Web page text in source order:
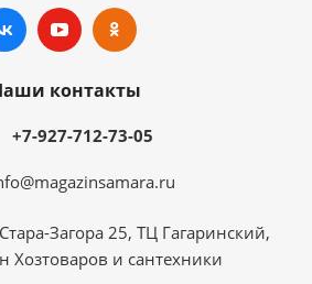
контакты
+7-927-712-73-05
Загора 25, ТЦ Гагаринский,
Хозтоваров и сантехники